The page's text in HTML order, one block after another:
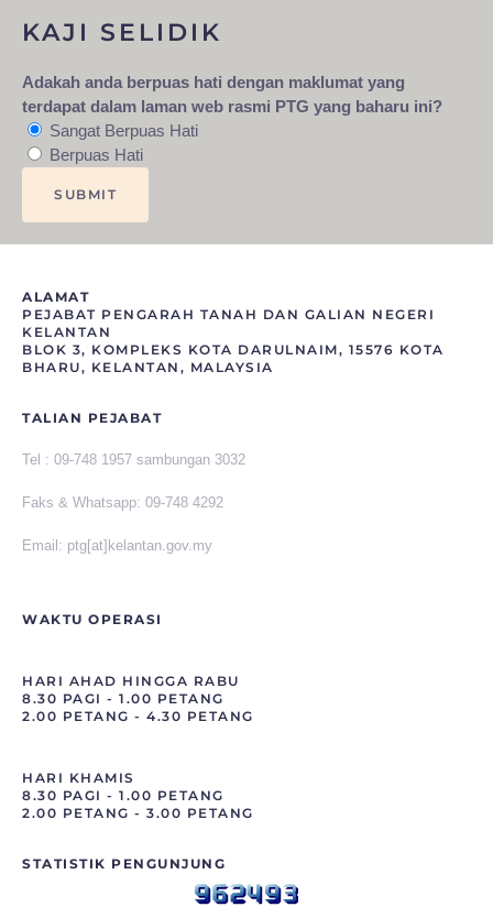
KAJI SELIDIK
Adakah anda berpuas hati dengan maklumat yang
terdapat dalam laman web rasmi PTG yang baharu ini?
Sangat Berpuas Hati
Berpuas Hati
ALAMAT
PEJABAT PENGARAH TANAH DAN GALIAN NEGERI
KELANTAN
BLOK 3, KOMPLEKS KOTA DARULNAIM, 15576 KOTA
BHARU, KELANTAN, MALAYSIA
TALIAN PEJABAT
Tel : 09-748 1957 sambungan 3032
Faks & Whatsapp: 09-748 4292
Email: ptg[at]kelantan.gov.my
WAKTU OPERASI
HARI AHAD HINGGA RABU
8.30 PAGI - 1.00 PETANG
2.00 PETANG - 4.30 PETANG
HARI KHAMIS
8.30 PAGI - 1.00 PETANG
2.00 PETANG - 3.00 PETANG
STATISTIK PENGUNJUNG